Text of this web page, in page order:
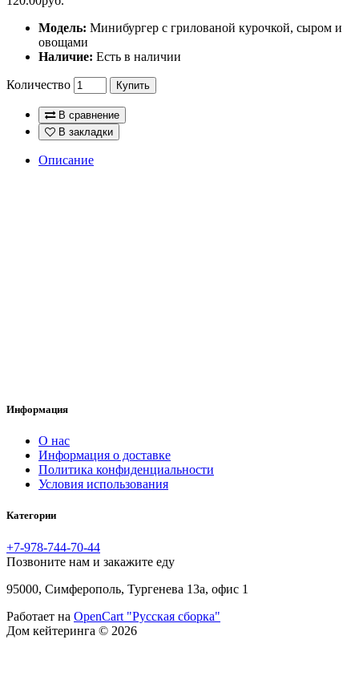
Модель: Минибургер c грилованой курочкой, сыром и
овощами
Наличие: Есть в наличии
Количество Купить
В сравнение
В закладки
Описание
Информация
O нас
Информация о доставке
Политика конфиденциальности
Условия использования
Категории
+7-978-744-70-44
Позвоните нам и закажите еду
95000, Симферополь, Тургенева 13а, офис 1
Работает на OpenCart "Русская сборка"
Дом кейтеринга © 2026